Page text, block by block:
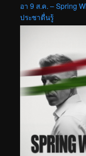
อา 9 ส.ค. – Spring
ประชาตื่นรู้